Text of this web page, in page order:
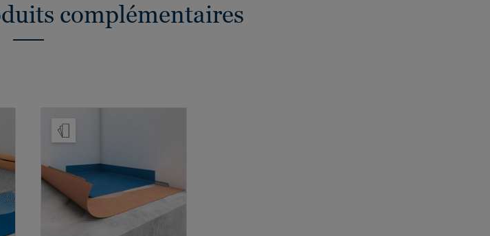
complémentaires